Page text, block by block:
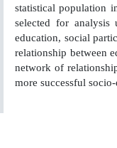
statistical population
selected for analysis
education, social
relationship between
network of
more successful